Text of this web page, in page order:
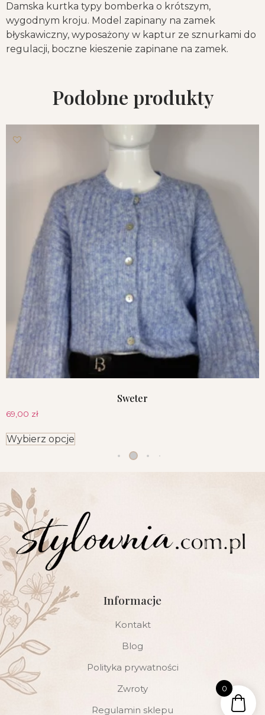
Damska kurtka typy bomberka o krótszym,
wygodnym kroju. Model zapinany na zamek
błyskawiczny, wyposażony w kaptur ze sznurkami do
regulacji, boczne kieszenie zapinane na zamek.
Podobne produkty
Sweter
69,00 zł
Wybierz opcje
Informacje
Kontakt
Blog
Polityka prywatności
Zwroty
Regulamin sklepu
0